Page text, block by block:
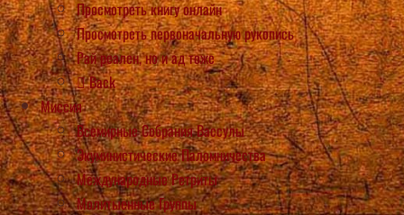
Просмотреть книгу онлайн
Просмотреть первоначальную рукопись
Рай реален, но и ад тоже
Back
Миссия
Всемирные Собрания Вассулы
Экуминистические Паломничества
Международные Ретриты
Молитыенные Группы